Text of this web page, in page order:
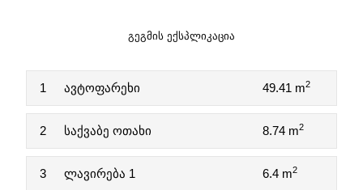
ᲒᲔᲒᲛᲘᲡ ᲔᲥᲡᲞᲚᲘᲙᲐᲪᲘᲐ
1 ავტოფარეხი 49.41 m2
2 საქვაბე ოთახი 8.74 m2
3 ლავირება 1 6.4 m2